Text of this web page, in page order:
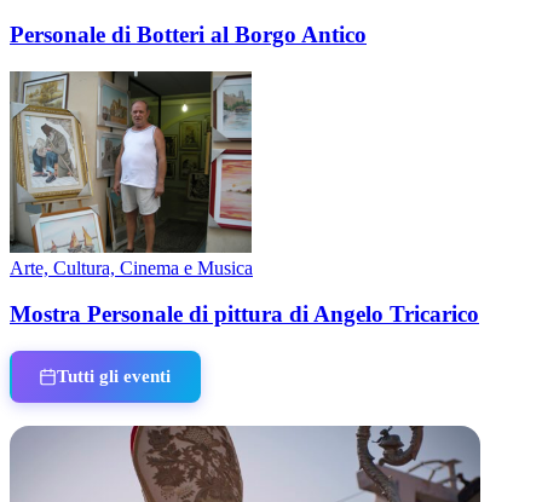
Personale di Botteri al Borgo Antico
Arte, Cultura, Cinema e Musica
Mostra Personale di pittura di Angelo Tricarico
Tutti gli eventi